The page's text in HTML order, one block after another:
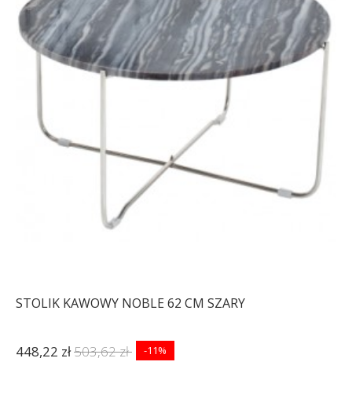
STOLIK KAWOWY NOBLE 62 CM SZARY
448,22 zł503,62 zł -11%